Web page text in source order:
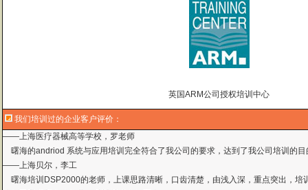
英国ARM公司授权培训中心
我们培训过的企业客户评价：
曙海的andriod 系统与应用培训完全符合了我公司的要求，达到了我公司培训的
——上海贝尔，李工
曙海培训DSP2000的老师，上课思路清晰，口齿清楚，由浅入深，重点突出，培
达到了我们想要的效果，希望继续合作下去。
——中国电子科技集团技术部主任 马工